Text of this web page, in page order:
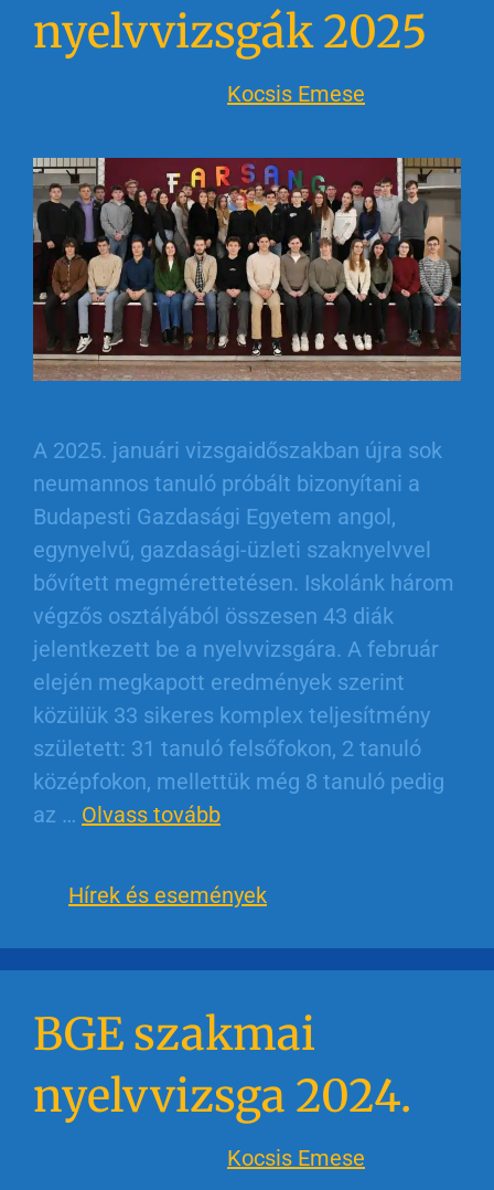
nyelvvizsgák 2025
Kocsis Emese
A 2025. januári vizsgaidőszakban újra sok
neumannos tanuló próbált bizonyítani a
Budapesti Gazdasági Egyetem angol,
egynyelvű, gazdasági-üzleti szaknyelvvel
bővített megmérettetésen. Iskolánk három
végzős osztályából összesen 43 diák
jelentkezett be a nyelvvizsgára. A február
elején megkapott eredmények szerint
közülük 33 sikeres komplex teljesítmény
született: 31 tanuló felsőfokon, 2 tanuló
középfokon, mellettük még 8 tanuló pedig
az … Olvass tovább
Hírek és események
BGE szakmai
nyelvvizsga 2024.
Kocsis Emese